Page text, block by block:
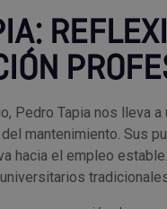
Pedro Tapia nos lleva
mantenimiento. Sus
hacia el empleo